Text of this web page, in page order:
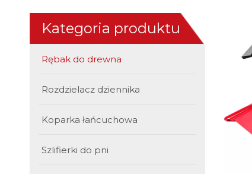
Kategoria produktu
Rębak do drewna
Rozdzielacz dziennika
Koparka łańcuchowa
Szlifierki do pni